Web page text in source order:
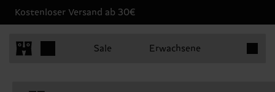
Kostenloser Versand ab 30€
Sale Erwachsene